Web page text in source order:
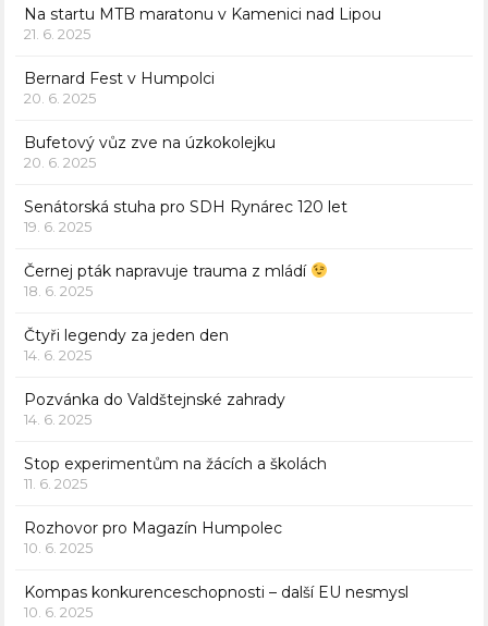
Na startu MTB maratonu v Kamenici nad Lipou
21. 6. 2025
Bernard Fest v Humpolci
20. 6. 2025
Bufetový vůz zve na úzkokolejku
20. 6. 2025
Senátorská stuha pro SDH Rynárec 120 let
19. 6. 2025
Černej pták napravuje trauma z mládí
18. 6. 2025
Čtyři legendy za jeden den
14. 6. 2025
Pozvánka do Valdštejnské zahrady
14. 6. 2025
Stop experimentům na žácích a školách
11. 6. 2025
Rozhovor pro Magazín Humpolec
10. 6. 2025
Kompas konkurenceschopnosti – další EU nesmysl
10. 6. 2025